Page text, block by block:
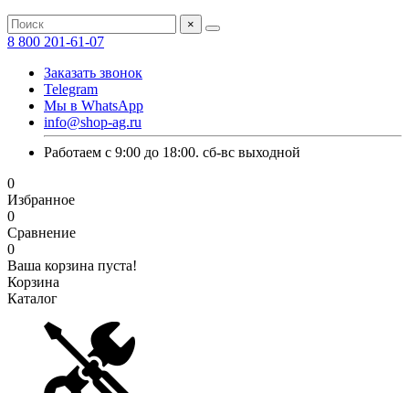
×
8 800 201-61-07
Заказать звонок
Telegram
Мы в WhatsApp
info@shop-ag.ru
Работаем с 9:00 до 18:00. сб-вс выходной
0
Избранное
0
Сравнение
0
Ваша корзина пуста!
Корзина
Каталог